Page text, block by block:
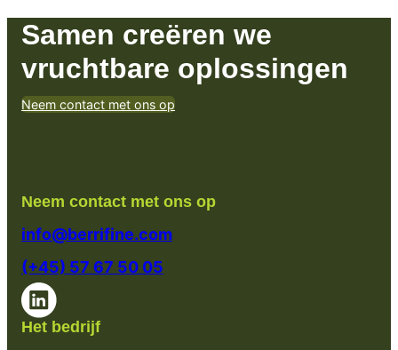
Samen creëren we
vruchtbare oplossingen
Neem contact met ons op
Neem contact met ons op
info@berrifine.com
(+45) 57 67 50 05
Het bedrijf